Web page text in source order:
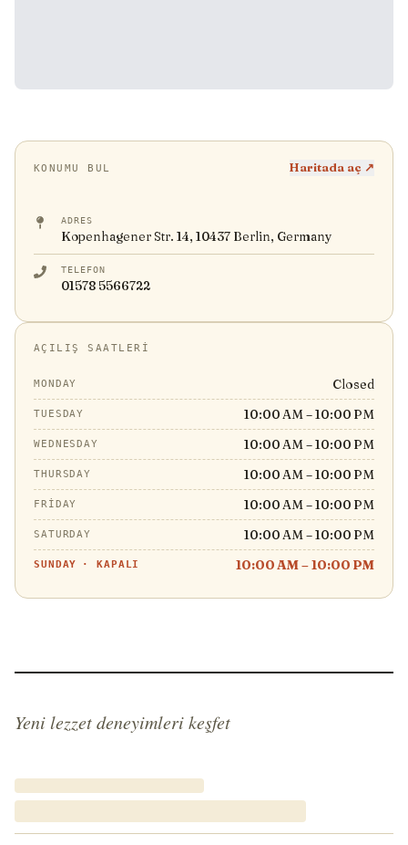
KONUMU BUL Haritada aç ↗
ADRES
Kopenhagener Str. 14, 10437 Berlin, Germany
TELEFON
01578 5566722
AÇILIŞ SAATLERI
MONDAY Closed
TUESDAY 10:00 AM – 10:00 PM
WEDNESDAY 10:00 AM – 10:00 PM
THURSDAY 10:00 AM – 10:00 PM
FRIDAY 10:00 AM – 10:00 PM
SATURDAY 10:00 AM – 10:00 PM
SUNDAY ·KAPALI 10:00 AM – 10:00 PM
Yeni lezzet deneyimleri keşfet